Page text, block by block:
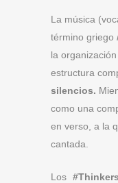
La música
término griego
la
estructura
silencios.
como una
en verso, a la
cantada.
Los#Thinkers